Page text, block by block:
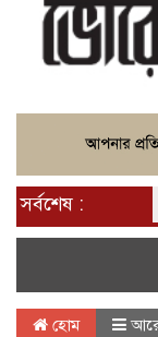
সর্বশেষ :
হোম